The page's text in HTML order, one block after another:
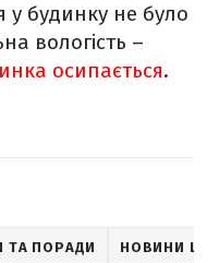
у будинку не було
вологість –
осипається.
ТА ПОРАДИ НОВИНИ